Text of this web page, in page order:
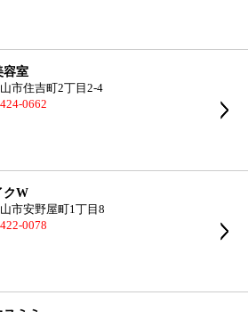
容室
市住吉町2丁目2-4
0662
クW
市安野屋町1丁目8
0078